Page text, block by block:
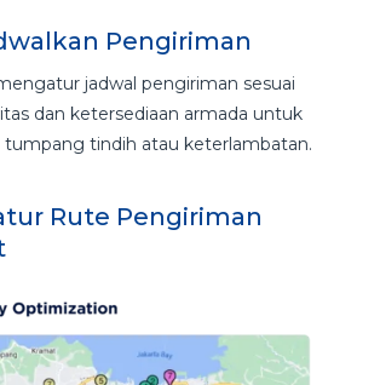
Pengiriman
jadwal pengiriman sesuai
dan ketersediaan armada untuk
tumpang tindih atau keterlambatan.
Rute Pengiriman